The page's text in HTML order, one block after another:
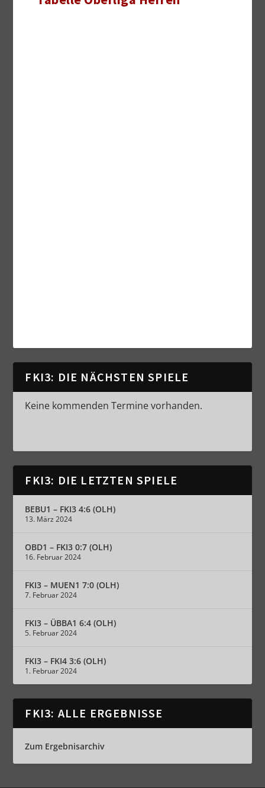
FKI3: DIE NÄCHSTEN SPIELE
Keine kommenden Termine vorhanden.
FKI3: DIE LETZTEN SPIELE
BEBU1 – FKI3 4:6 (OLH)
13. März 2024
OBD1 – FKI3 0:7 (OLH)
16. Februar 2024
FKI3 – MUEN1 7:0 (OLH)
7. Februar 2024
FKI3 – ÜBBA1 6:4 (OLH)
5. Februar 2024
FKI3 – FKI4 3:6 (OLH)
1. Februar 2024
FKI3: ALLE ERGEBNISSE
Zum Ergebnisarchiv